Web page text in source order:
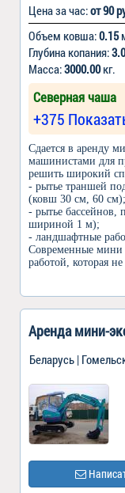
Цена за час:от 90
Объем ковша:0.15
Глубина копания:
Масса:3000.00кг.
Северная чаша
+375
Сдается в аренду
машинистами для
решить широкий
- рытье траншей
(ковш 30 см, 60 см);
- рытье бассейнов,
шириной 1 м);
- ландшафтные
Современные мини
работой, которая
Аренда мини-
Беларусь |